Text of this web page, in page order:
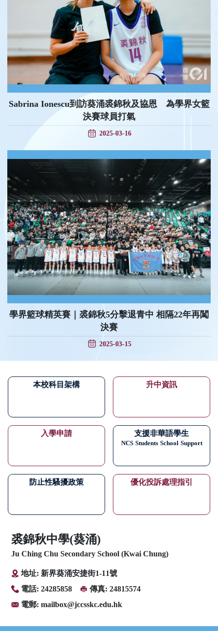
Sabrina Ionescu到訪葵涌裘錦秋及協恩 為學界女籃
決賽球員打氣
2025-03-16
學界籃球精英賽｜裘錦秋5分擊退青中 相隔22年再闖
決賽
2025-03-15
本校科目架構 升中資訊
入學申請 支援非華語學生
NCS Students School Support
防止性騷擾政策 優化投訴處理指引
裘錦秋中學(葵涌)
Ju Ching Chu Secondary School (Kwai Chung)
地址: 新界葵涌安捷街1-11號
電話: 24285858
傳真: 24815574
電郵: mailbox@jccsskc.edu.hk